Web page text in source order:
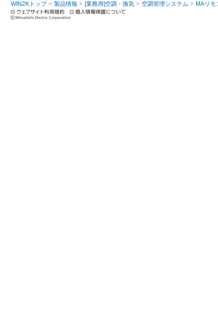
WIN2Kトップ 製品情報 [業務用]空調・換気 空調管理システム MAリモ